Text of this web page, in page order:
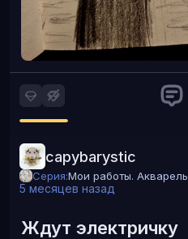
capybarystic
Серия:Мои работы. Акварель
5 месяцев назад
Ждут электричку